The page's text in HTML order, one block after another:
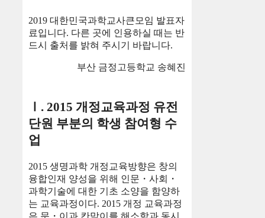
2019 대한민국과학교사큰모임 발표자
료입니다. 다른 곳에 인용하실 때는 반
드시 출처를 밝혀 주시기 바랍니다.
부산 금정고등학교 송혜진
Ⅰ. 2015 개정교육과정 유전
단원 부분의 학생 참여형 수
업
2015 생명과학 개정교육방향은 창의
융합인재 양성을 위해 인문・사회・
과학기술에 대한 기초 소양을 함양하
는 교육과정이다. 2015 개정 교육과정
은 문・이과 칸막이를 해소함과 동시